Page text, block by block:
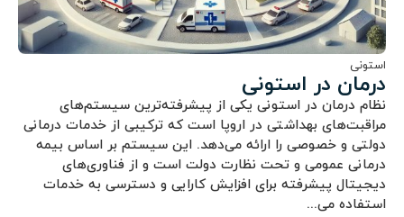
استونی
درمان در استونی
نظام درمان در استونی یکی از پیشرفته‌ترین سیستم‌های
مراقبت‌های بهداشتی در اروپا است که ترکیبی از خدمات درمانی
دولتی و خصوصی را ارائه می‌دهد. این سیستم بر اساس بیمه
درمانی عمومی و تحت نظارت دولت است و از فناوری‌های
دیجیتال پیشرفته برای افزایش کارایی و دسترسی به خدمات
استفاده می‌...